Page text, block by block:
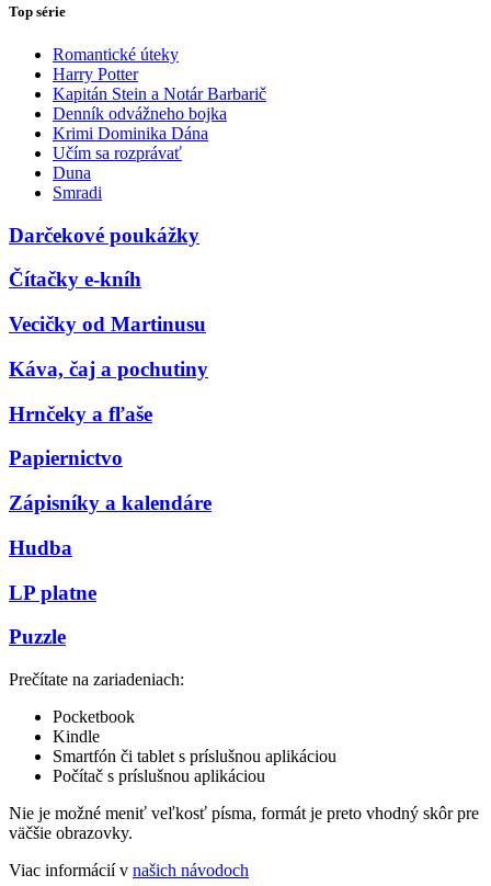
Top série
Romantické úteky
Harry Potter
Kapitán Stein a Notár Barbarič
Denník odvážneho bojka
Krimi Dominika Dána
Učím sa rozprávať
Duna
Smradi
Darčekové poukážky
Čítačky e-kníh
Vecičky od Martinusu
Káva, čaj a pochutiny
Hrnčeky a fľaše
Papiernictvo
Zápisníky a kalendáre
Hudba
LP platne
Puzzle
Prečítate na zariadeniach:
Pocketbook
Kindle
Smartfón či tablet s príslušnou aplikáciou
Počítač s príslušnou aplikáciou
Nie je možné meniť veľkosť písma, formát je preto vhodný skôr pre
väčšie obrazovky.
Viac informácií v našich návodoch